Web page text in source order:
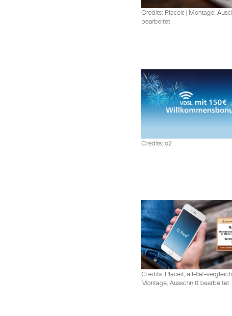
Credits: Placeit | Montage,
bearbeitet
Credits: o2
Credits: Placeit, all-flat-
Montage, Ausschnitt bearbeitet